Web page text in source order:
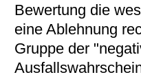
Bewertung die
eine Ablehnung
Gruppe der